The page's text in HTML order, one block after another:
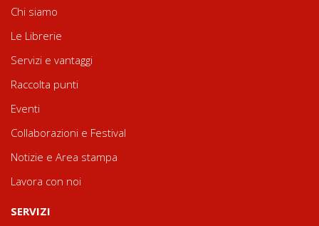
Chi siamo
Le Librerie
Servizi e vantaggi
Raccolta punti
Eventi
Collaborazioni e Festival
Notizie e Area stampa
Lavora con noi
SERVIZI